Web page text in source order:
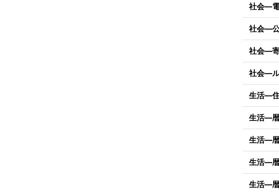
社会―
社会―
社会―
社会―
生活―
生活―
生活―
生活―
生活―